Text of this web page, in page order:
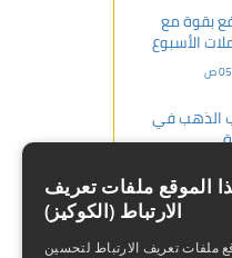
بقوة مع
الأسبوع
الذهب في
انخفضت
الموقع ملفات تعريف
الارتباط (الكوكيز)
ملفات تعريف الارتباط لتحسين